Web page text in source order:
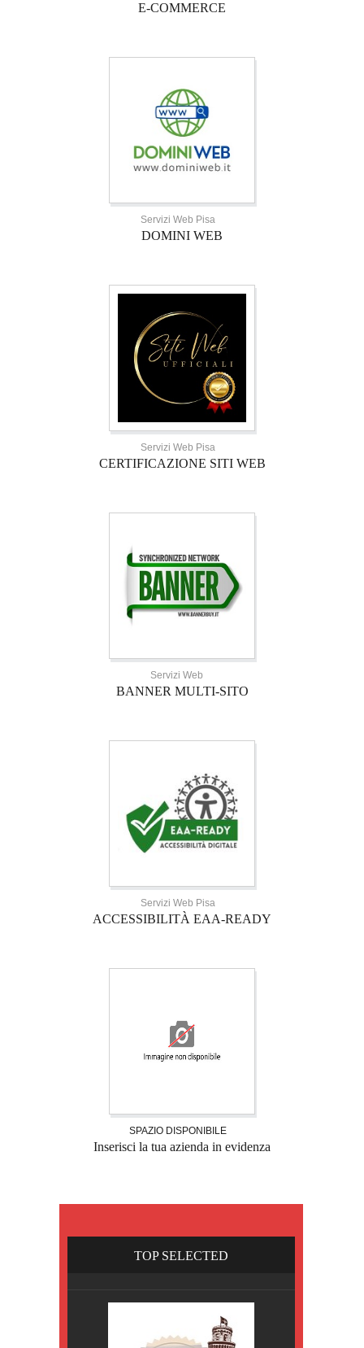
E-COMMERCE
Servizi Web Pisa
DOMINI WEB
Servizi Web Pisa
CERTIFICAZIONE SITI WEB
Servizi Web
BANNER MULTI-SITO
Servizi Web Pisa
ACCESSIBILITÀ EAA-READY
SPAZIO DISPONIBILE
Inserisci la tua azienda in evidenza
TOP SELECTED